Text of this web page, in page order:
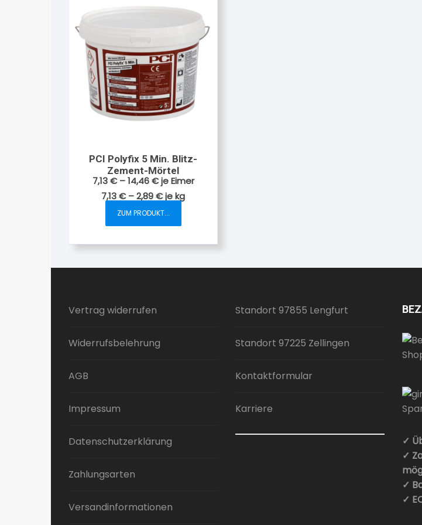
PCI Polyfix 5 Min. Blitz-
Zement-Mörtel
7,13€–14,46€ je Eimer
7,13€–2,89€jekg
ZUM PRODUKT...
Dieses
weist
Die
auf
Vertrag widerrufen
Widerrufsbelehrung
AGB
Impressum
Datenschutzerklärung
Zahlungsarten
Versandinformationen
Standort 97855 Lengfurt
Standort 97225 Zellingen
Kontaktformular
Karriere
✓
✓
✓
✓